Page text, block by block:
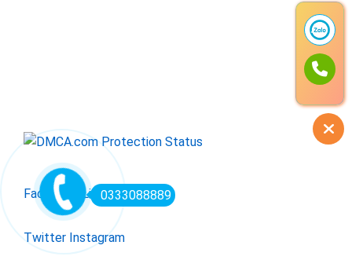
Facebook Linkedin
Twitter Instagram
0333088889